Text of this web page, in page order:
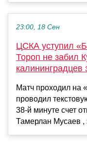
23:00, 18 Сен
ЦСКА уступил
Тороп не забил
калининградцев
Матч проходил на
проводил
38-й минуте счет
Тамерлан Мусаев ,